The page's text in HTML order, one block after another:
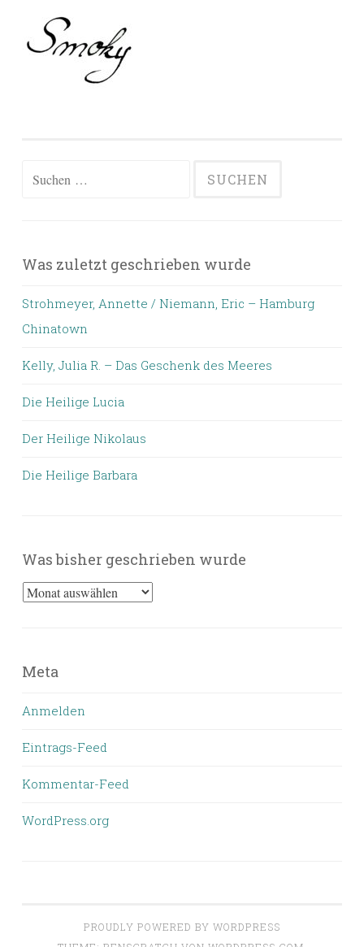
Suchen
Was zuletzt geschrieben wurde
Strohmeyer, Annette / Niemann, Eric – Hamburg
Chinatown
Kelly, Julia R. – Das Geschenk des Meeres
Die Heilige Lucia
Der Heilige Nikolaus
Die Heilige Barbara
Was bisher geschrieben wurde
Was
wurde
Meta
Anmelden
Eintrags-Feed
Kommentar-Feed
WordPress.org
PROUDLY POWERED BY WORDPRESS